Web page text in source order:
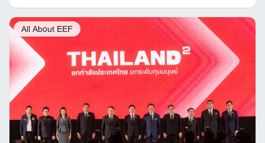
All About EEF